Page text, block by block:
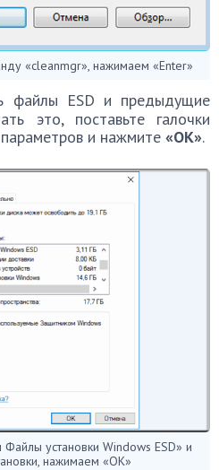
«cleanmgr», нажимаем «Enter»
файлы ESD и предыдущие
это, поставьте галочки
и нажмите «ОК».
установки Windows ESD» и
нажимаем «ОК»